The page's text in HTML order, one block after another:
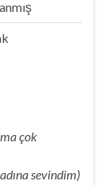
çok
sevindim)